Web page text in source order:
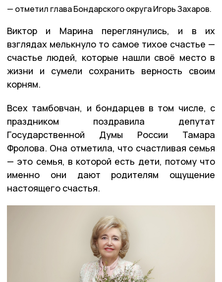
отметил глава Бондарского округа Игорь Захаров.
Виктор и Марина переглянулись, и в их
взглядах мелькнуло то самое тихое счастье —
счастье людей, которые нашли своё место в
жизни и сумели сохранить верность своим
корням.
Всех тамбовчан, и бондарцев в том числе, с
праздником поздравила депутат
Государственной Думы России Тамара
Фролова. Она отметила, что счастливая семья
— это семья, в которой есть дети, потому что
именно они дают родителям ощущение
настоящего счастья.